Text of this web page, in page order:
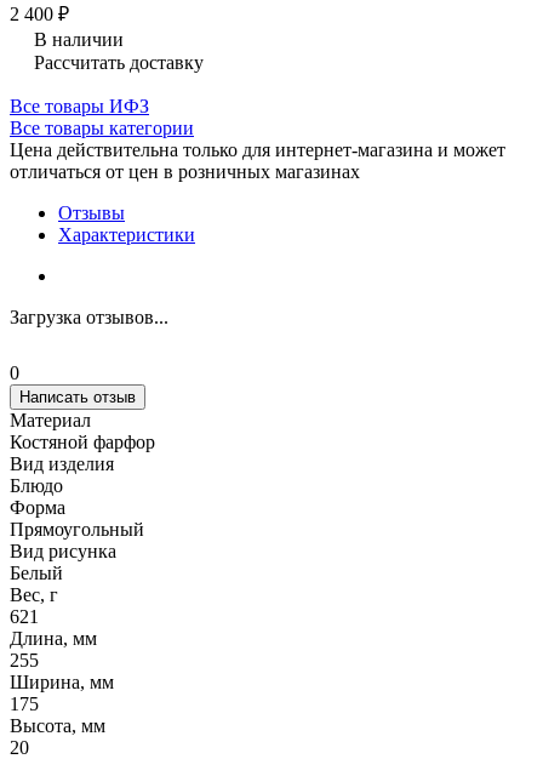
2 400 ₽
В наличии
Рассчитать доставку
Все товары ИФЗ
Все товары категории
Цена действительна только для интернет-магазина и может
отличаться от цен в розничных магазинах
Отзывы
Характеристики
Загрузка отзывов...
0
Написать отзыв
Материал
Костяной фарфор
Вид изделия
Блюдо
Форма
Прямоугольный
Вид рисунка
Белый
Вес, г
621
Длина, мм
255
Ширина, мм
175
Высота, мм
20